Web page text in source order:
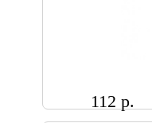
112 р.